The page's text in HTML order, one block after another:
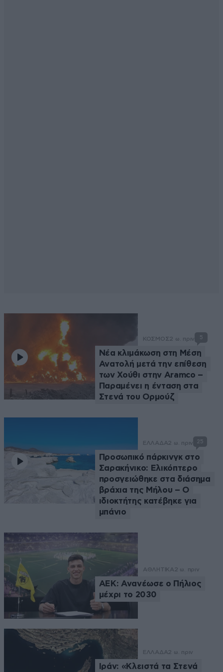
ΚΟΣΜΟΣ2 ω. πριν 5
Νέα κλιμάκωση στη Μέση
Ανατολή μετά την επίθεση
των Χούθι στην Aramco –
Παραμένει η ένταση στα
Στενά του Ορμούζ
ΕΛΛΑΔΑ2 ω. πριν 25
Προσωπικό πάρκινγκ στο
Σαρακήνικο: Ελικόπτερο
προσγειώθηκε στα διάσημα
βράχια της Μήλου – Ο
ιδιοκτήτης κατέβηκε για
μπάνιο
ΑΘΛΗΤΙΚΑ2 ω. πριν
ΑΕΚ: Ανανέωσε ο Πήλιος
μέχρι το 2030
ΕΛΛΑΔΑ2 ω. πριν
Ιράν: «Κλειστά τα Στενά